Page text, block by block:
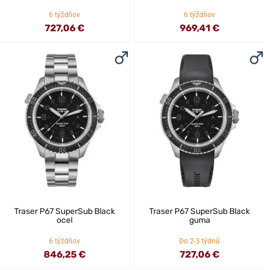
6 týždňov
727,06 €
6 týždňov
969,41 €
Traser P67 SuperSub Black
ocel
6 týždňov
846,25 €
Traser P67 SuperSub Black
guma
Do 2-3 týdnů
727,06 €